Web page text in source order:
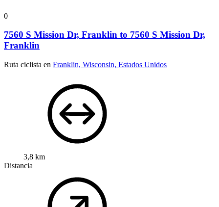
0
7560 S Mission Dr, Franklin to 7560 S Mission Dr,
Franklin
Ruta ciclista en Franklin, Wisconsin, Estados Unidos
3,8 km
Distancia